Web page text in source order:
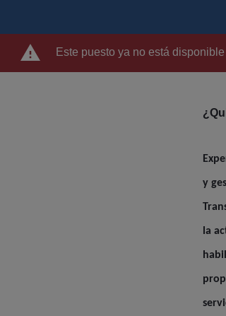
Este puesto ya no está disponible
y
la